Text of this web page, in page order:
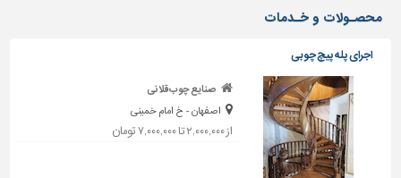
پنجره
ساختمانی
پله،
نرده
و
حفاظ
محصـولات و خـدمات
اجرای پله پیچ چوبی
صنایع چوب قلانی
اصفهان - خ امام خمینی
از ۲,۰۰۰,۰۰۰ تا ۷,۰۰۰,۰۰۰ تومان